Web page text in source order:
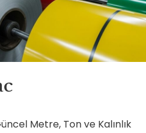
Metre, Ton ve Kalınlık